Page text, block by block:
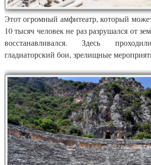
Этот огромный амфитеатр, который
10 тысяч человек не раз разрушался от
восстанавливался. Здесь
гладиаторский бои, зрелищные